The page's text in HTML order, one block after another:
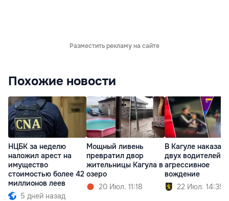
Разместить рекламу на сайте
Похожие новости
НЦБК за неделю
наложил арест на
имущество
стоимостью более 42
миллионов леев
5 дней назад
Мощный ливень
превратил двор
жительницы Кагула в
озеро
20 Июл. 11:18
В Кагуле
двух водителей
агрессивное
вождение
22 Июл. 14:35